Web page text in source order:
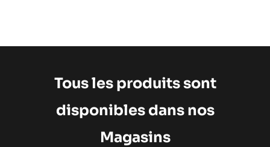
Tous les produits sont
disponibles dans nos
Magasins